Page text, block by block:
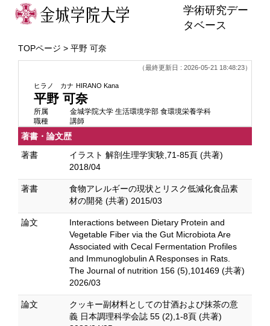
学術研究デー
タベース
TOPページ > 平野 可奈
（最終更新日 : 2026-05-21 18:48:23）
ヒラノ カナ HIRANO Kana
平野 可奈
所属
金城学院大学 生活環境学部 食環境栄養学科
職種
講師
著書・論文歴
著書
イラスト 解剖生理学実験,71-85頁 (共著)
2018/04
著書
食物アレルギーの現状とリスク低減化食品素
材の開発 (共著) 2015/03
論文
Interactions between Dietary Protein and
Vegetable Fiber via the Gut Microbiota Are
Associated with Cecal Fermentation Profiles
and Immunoglobulin A Responses in Rats.
The Journal of nutrition 156 (5),101469 (共著)
2026/03
論文
クッキー副材料としての甘酒および抹茶の意
義 日本調理科学会誌 55 (2),1-8頁 (共著)